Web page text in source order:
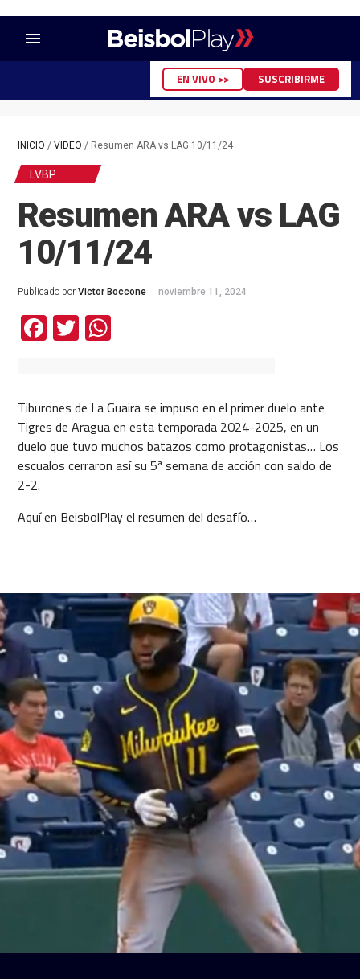
menu
EN VIVO >> SUSCRIBIRME
INICIO / VIDEO / Resumen ARA vs LAG 10/11/24
LVBP
Resumen ARA vs LAG
10/11/24
Publicado por Victor Boccone noviembre 11, 2024
Facebook
TwitterWhatsApp
Tiburones de La Guaira se impuso en el primer duelo ante
Tigres de Aragua en esta temporada 2024-2025, en un
duelo que tuvo muchos batazos como protagonistas… Los
escualos cerraron así su 5ª semana de acción con saldo de
2-2.
Aquí en BeisbolPlay el resumen del desafío…